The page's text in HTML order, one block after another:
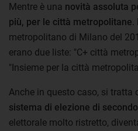
Mentre è una novità assoluta
più, per le città metropolitane
metropolitano di Milano del
erano due liste: "C+ città
"Insieme per la città
Anche in questo caso, si tratta
sistema di elezione di
elettorale molto ristretto,